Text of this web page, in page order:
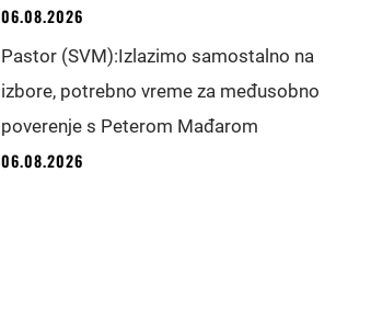
06.08.2026
Pastor (SVM):Izlazimo samostalno na
izbore, potrebno vreme za međusobno
poverenje s Peterom Mađarom
06.08.2026